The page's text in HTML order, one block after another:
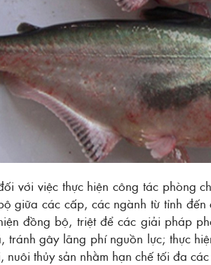
với việc thực hiện công tác phòng
giữa các cấp, các ngành từ tỉnh
đồng bộ, triệt để các giải pháp
tránh gây lãng phí nguồn lực; thực
nuôi thủy sản nhằm hạn chế tối đa